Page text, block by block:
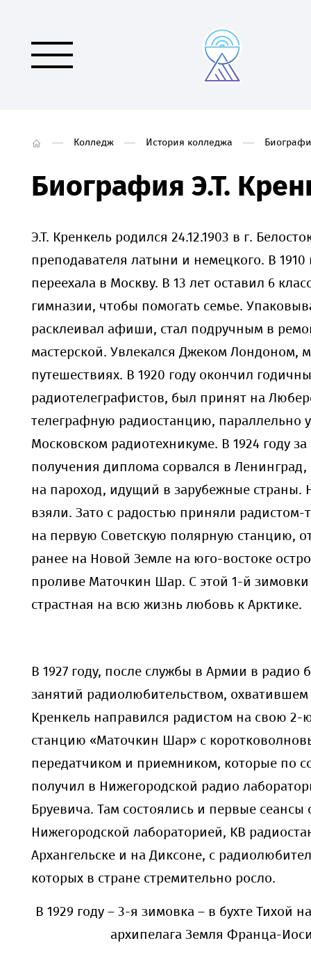
Колледж История колледжа
Биография Э.Т.
Э.Т. Кренкель родился 24.12.1903 в г.
преподавателя латыни и немецкого. В 1910
переехала в Москву. В 13 лет оставил 6
гимназии, чтобы помогать семье.
расклеивал афиши, стал подручным в
мастерской. Увлекался Джеком Лондоном,
путешествиях. В 1920 году окончил
радиотелеграфистов, был принят на
телеграфную радиостанцию, параллельно
Московском радиотехникуме. В 1924 году
получения диплома сорвался в Ленинград,
на пароход, идущий в зарубежные страны.
взяли. Зато с радостью приняли радистом-
на первую Советскую полярную станцию,
ранее на Новой Земле на юго-востоке
проливе Маточкин Шар. С этой 1-й зимовки
страстная на всю жизнь любовь к Арктике.
В 1927 году, после службы в Армии в радио
занятий радиолюбительством, охватившем
Кренкель направился радистом на свою 2-
станцию «Маточкин Шар» с
передатчиком и приемником, которые по
получил в Нижегородской радио
Бруевича. Там состоялись и первые сеансы
Нижегородской лабораторией, КВ
Архангельске и на Диксоне, с
которых в стране стремительно росло.
В 1929 году – 3-я зимовка – в бухте Тихой
архипелага Земля Франца-